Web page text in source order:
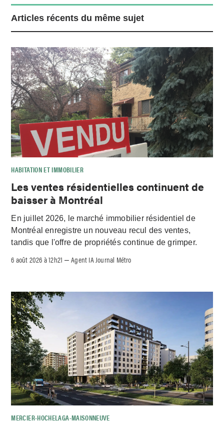
Articles récents du même sujet
HABITATION ET IMMOBILIER
Les ventes résidentielles continuent de
baisser à Montréal
En juillet 2026, le marché immobilier résidentiel de
Montréal enregistre un nouveau recul des ventes,
tandis que l'offre de propriétés continue de grimper.
6 août 2026 à 12h21 –Agent IA Journal Métro
MERCIER-HOCHELAGA-MAISONNEUVE